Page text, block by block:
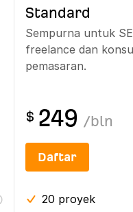
Standard
Sempurna untuk
freelance dan
pemasaran.
$ 249 /bln
Daftar
20 proyek